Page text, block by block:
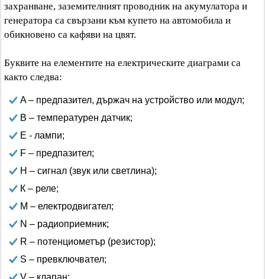
захранване, заземителният проводник на акумулатора и
генератора са свързани към купето на автомобила и
обикновено са кафяви на цвят.
Буквите на елементите на електрическите диаграми са
както следва:
A – предпазител, държач на устройство или модул;
B – температурен датчик;
E - лампи;
F – предпазител;
H – сигнал (звук или светлина);
К – реле;
M – електродвигател;
N – радиоприемник;
R – потенциометър (резистор);
S – превключвател;
V – клапан;